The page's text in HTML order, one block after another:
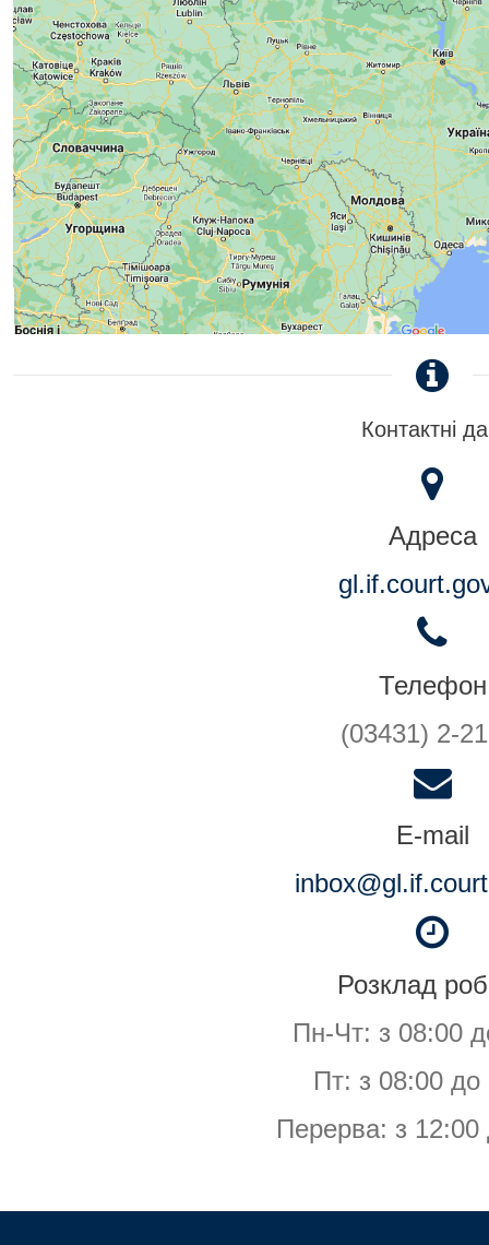
Контактні
Адреса
Телефон
(03431) 2-
E-mail
Розклад
Пн-Чт: з 08:00
Пт: з 08:00 до
Перерва: з 12:00